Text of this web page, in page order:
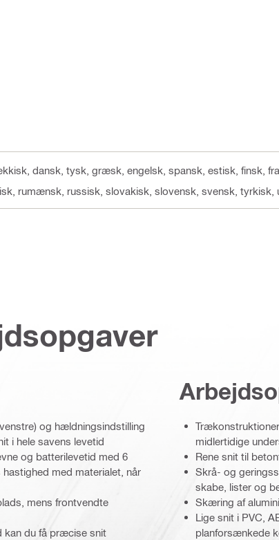
dansk, tysk, græsk, engelsk, spansk, estisk, finsk,
rumænsk, russisk, slovakisk, slovensk, svensk, tyrkisk,
og hældningsindstilling
i hele savens levetid
og batterilevetid med 6
med materialet, når
mens frontvendte
kan du få præcise snit
midlertidige
Rene snit til
Skrå- og
skabe, lister og
Skæring af
Lige snit i PVC,
planforsænkede